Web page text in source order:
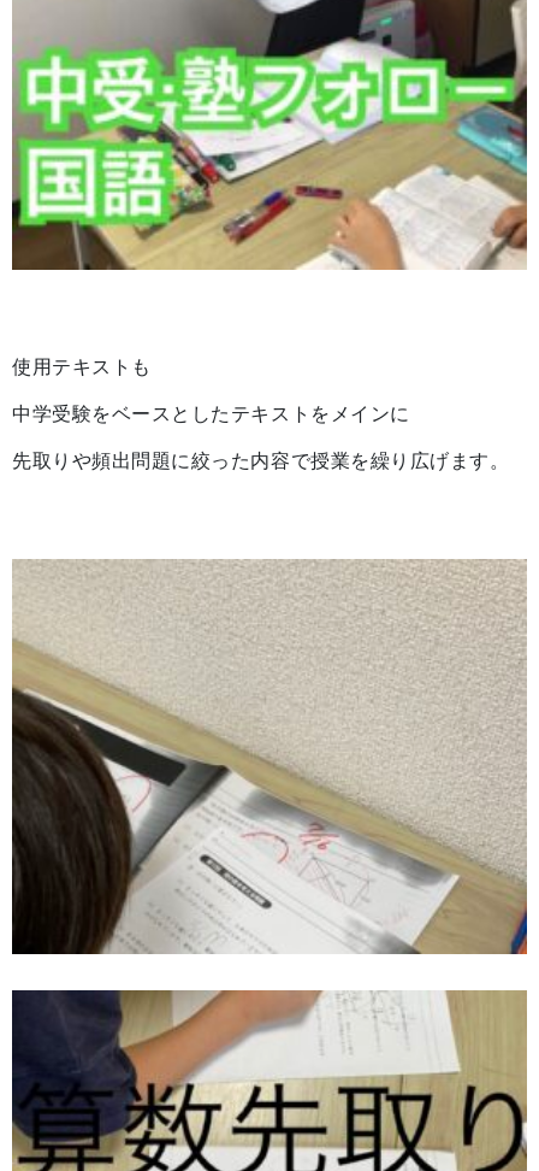
使用テキストも
中学受験をベースとしたテキストをメインに
先取りや頻出問題に絞った内容で授業を繰り広げます。